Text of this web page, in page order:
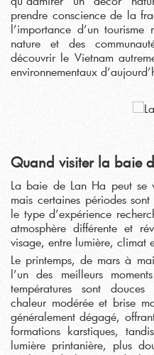
prendre conscience de la
l’importance d’un
nature et des
découvrir le Vietnam
environnementaux
Quand visiter la baie
La baie de Lan Ha peut se
mais certaines périodes
le type d’expérience
atmosphère différente et
visage, entre lumière, climat
Le printemps, de mars à
l’un des meilleurs
températures sont
chaleur modérée et brise
généralement dégagé,
formations karstiques,
lumière printanière, plus